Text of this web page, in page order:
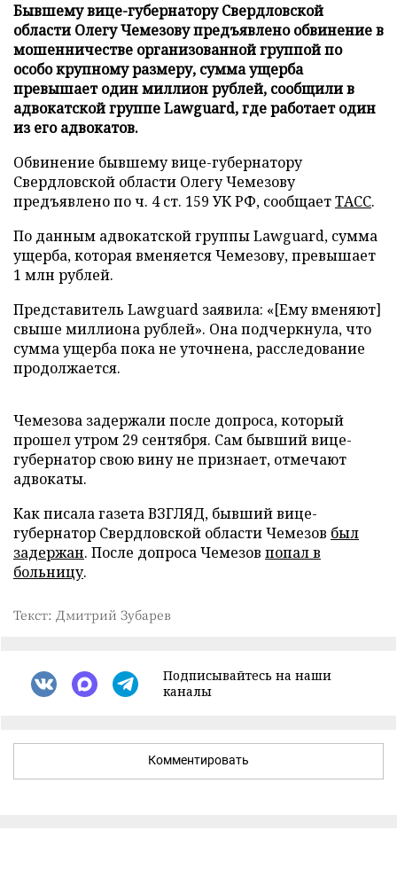
Бывшему вице-губернатору Свердловской
области Олегу Чемезову предъявлено обвинение в
мошенничестве организованной группой по
особо крупному размеру, сумма ущерба
превышает один миллион рублей, сообщили в
адвокатской группе Lawguard, где работает один
из его адвокатов.
Обвинение бывшему вице-губернатору
Свердловской области Олегу Чемезову
предъявлено по ч. 4 ст. 159 УК РФ, сообщаетТАСС.
По данным адвокатской группы Lawguard, сумма
ущерба, которая вменяется Чемезову, превышает
1 млн рублей.
Представитель Lawguard заявила: «[Ему вменяют]
свыше миллиона рублей». Она подчеркнула, что
сумма ущерба пока не уточнена, расследование
продолжается.
Чемезова задержали после допроса, который
прошел утром 29 сентября. Сам бывший вице-
губернатор свою вину не признает, отмечают
адвокаты.
Как писала газета ВЗГЛЯД, бывший вице-
губернатор Свердловской области Чемезов был
задержан. После допроса Чемезов попал в
больницу.
Текст: Дмитрий Зубарев
Подписывайтесь на наши
каналы
Комментировать